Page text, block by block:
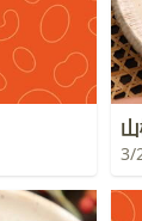
3/